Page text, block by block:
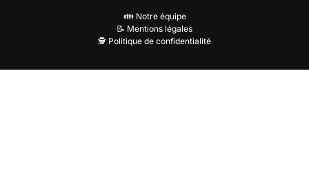
👪 Notre équipe
📝 Mentions légales
🕵️ Politique de confidentialité